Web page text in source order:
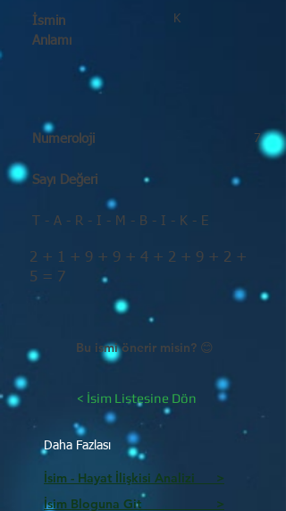
K
İsmin
Anlamı
Numeroloji
Sayı Değeri
7
T - A - R - I - M - B - I - K - E
2 + 1 + 9 + 9 + 4 + 2 + 9 + 2 +
5 = 7
Bu ismi önerir misin? 😊
< İsim Listesine Dön
Daha Fazlası
İsim - Hayat İlişkisi Analizi >
İsim Bloguna Git >